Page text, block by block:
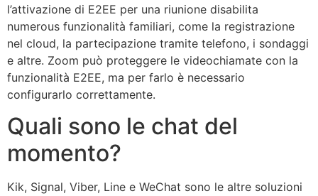
l’attivazione di E2EE per una riunione disabilita
numerous funzionalità familiari, come la registrazione
nel cloud, la partecipazione tramite telefono, i sondaggi
e altre. Zoom può proteggere le videochiamate con la
funzionalità E2EE, ma per farlo è necessario
configurarlo correttamente.
Quali sono le chat del
momento?
Kik, Signal, Viber, Line e WeChat sono le altre soluzioni